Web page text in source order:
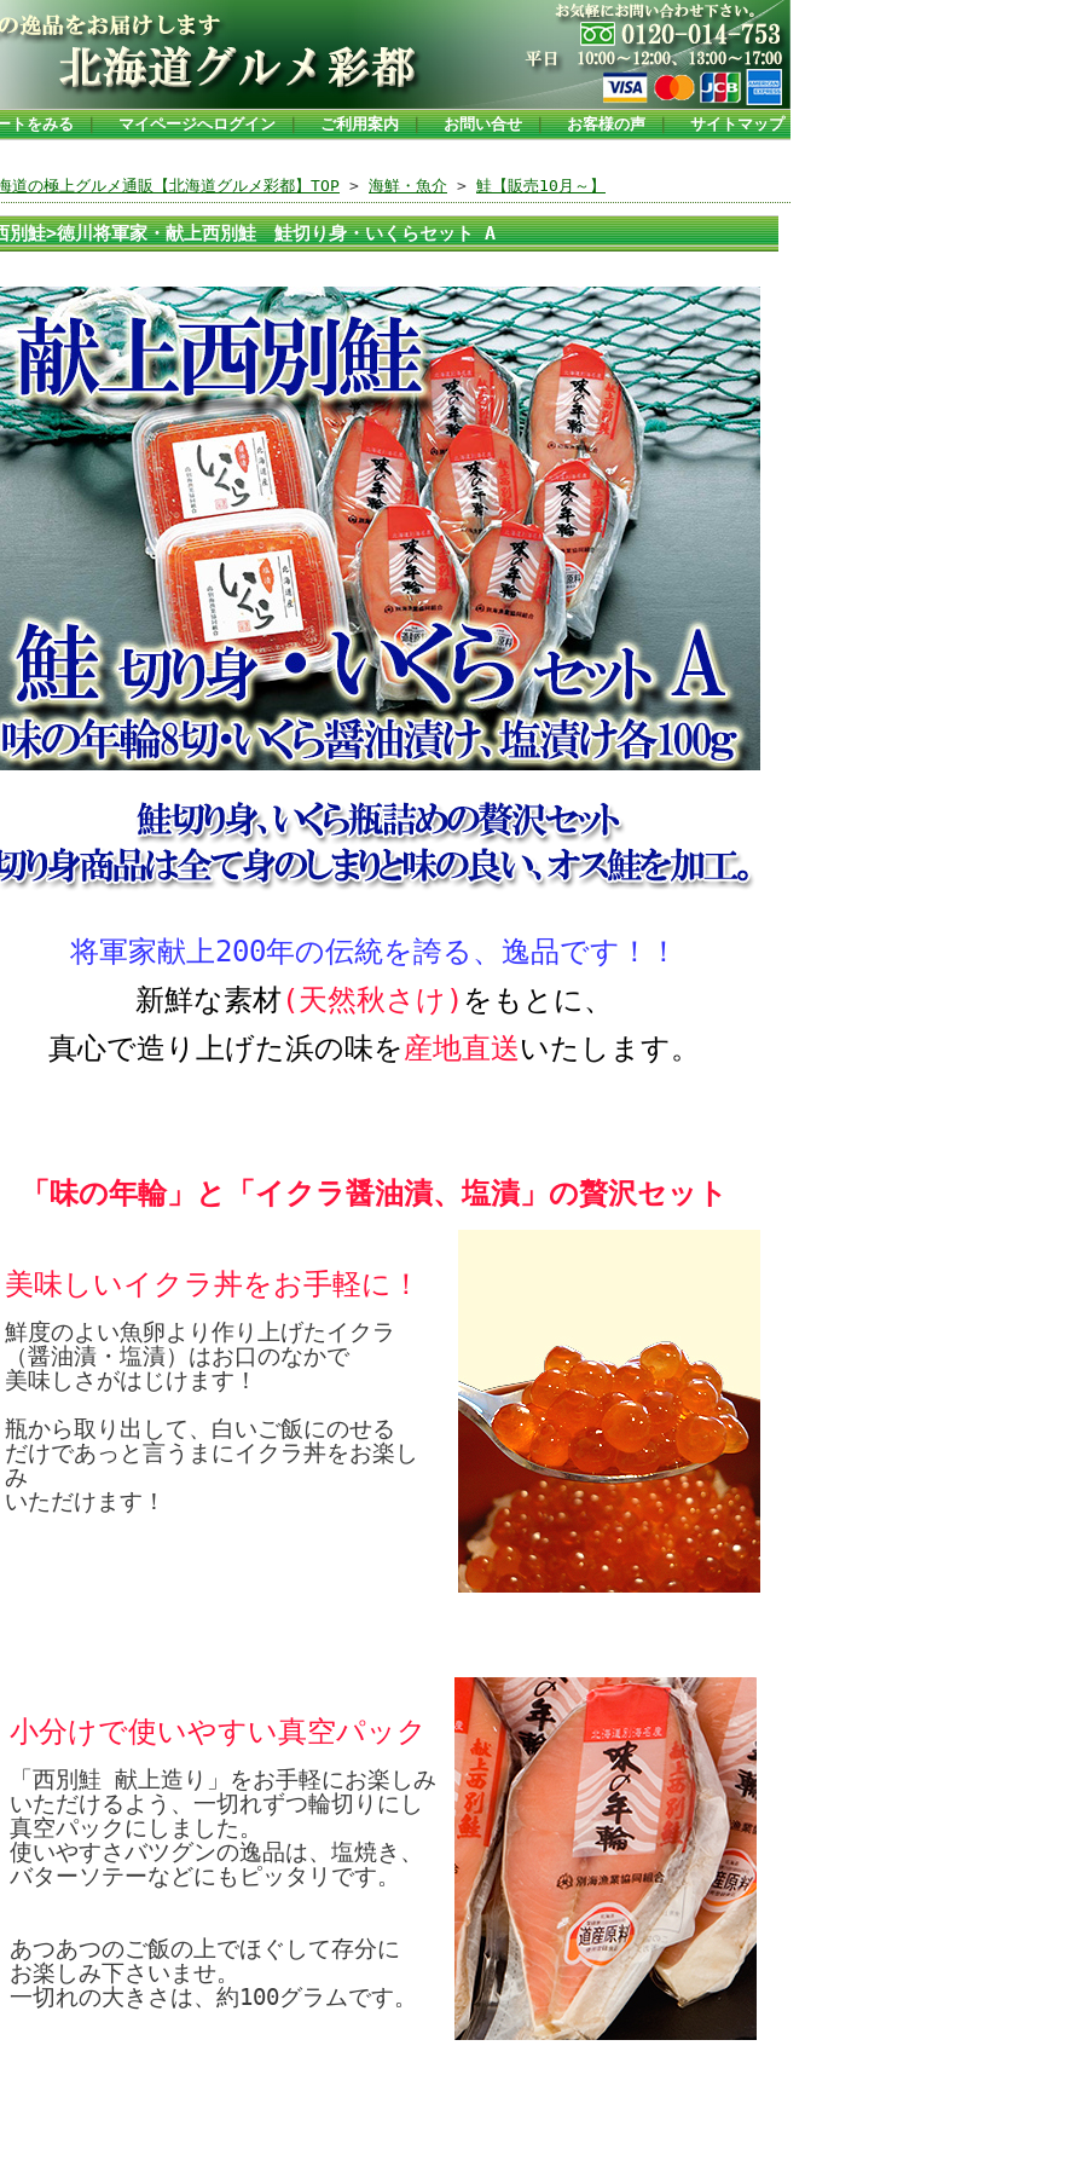
トをみる｜ マイページへログイン｜ ご利用案内｜ お問い合せ｜ お客様の声｜ サイトマップ
道の極上グルメ通販【北海道グルメ彩都】TOP > 海鮮・魚介 > 鮭【販売10月～】
別鮭>徳川将軍家・献上西別鮭 鮭切り身・いくらセット A
将軍家献上200年の伝統を誇る、逸品です！！
新鮮な素材(天然秋さけ) をもとに、
真心で造り上げた浜の味を産地直送いたします。
「味の年輪」と「イクラ醤油漬、塩漬」の贅沢セット
美味しいイクラ丼をお手軽に！
鮮度のよい魚卵より作り上げたイクラ
（醤油漬・塩漬）はお口のなかで
美味しさがはじけます！
瓶から取り出して、白いご飯にのせる
だけであっと言うまにイクラ丼をお楽し
み
いただけます！
小分けで使いやすい真空パック
「西別鮭 献上造り」をお手軽にお楽しみ
いただけるよう、一切れずつ輪切りにし
真空パックにしました。
使いやすさバツグンの逸品は、塩焼き、
バターソテーなどにもピッタリです。
あつあつのご飯の上でほぐして存分に
お楽しみ下さいませ。
一切れの大きさは、約100グラムです。